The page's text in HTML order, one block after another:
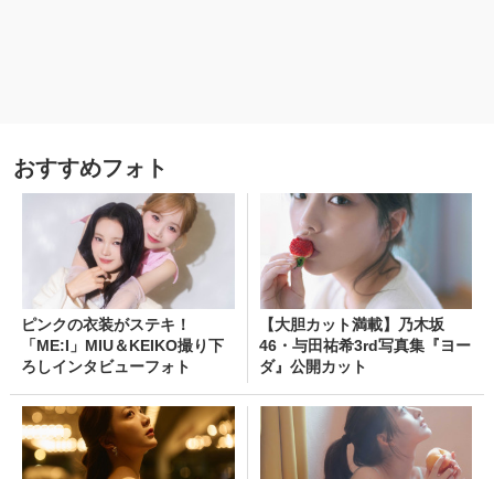
おすすめフォト
ピンクの衣装がステキ！
「ME:I」MIU＆KEIKO撮り下
ろしインタビューフォト
【大胆カット満載】乃木坂
46・与田祐希3rd写真集『ヨー
ダ』公開カット